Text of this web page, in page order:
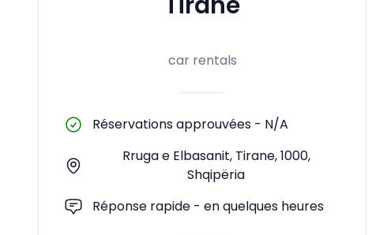
car rentals
Réservations approuvées - N/A
Rruga e Elbasanit, Tirane, 1000,
Shqipëria
Réponse rapide - en quelques heures